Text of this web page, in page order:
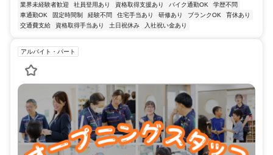
業界未経験者歓迎 社員登用あり 資格取得支援あり バイク通勤OK
学歴不問
車通勤OK
固定時間制 経験不問 住宅手当あり 研修あり ブランクOK
育休あり
交通費支給
資格取得手当あり 土日祝休み 入社祝い金あり
アルバイト・パート